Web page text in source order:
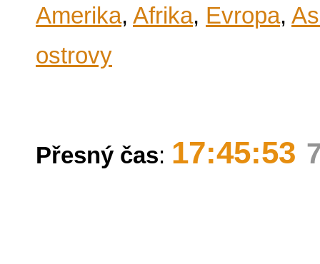
Amerika, Afrika, Evropa,
ostrovy
Přesný čas: 17:45:53